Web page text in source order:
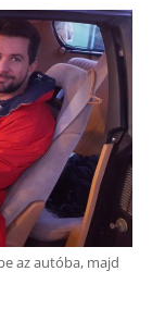
az autóba, majd